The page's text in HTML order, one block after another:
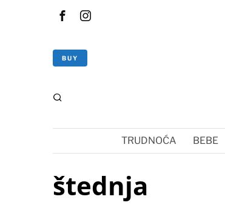
BUY
TRUDNOĆA BEBE
štednja